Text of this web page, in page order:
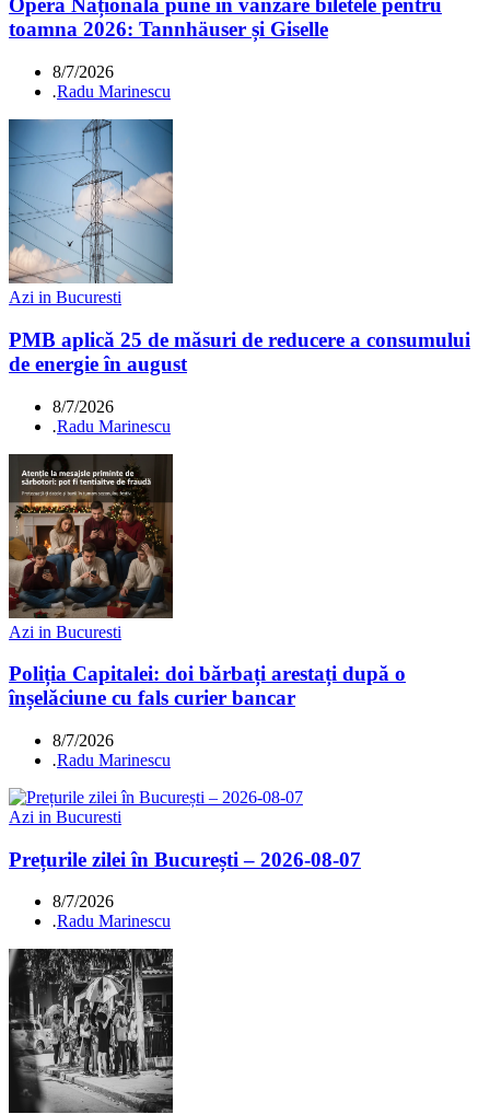
Opera Națională pune în vânzare biletele pentru
toamna 2026: Tannhäuser și Giselle
8/7/2026
.Radu Marinescu
Azi in Bucuresti
PMB aplică 25 de măsuri de reducere a consumului
de energie în august
8/7/2026
.Radu Marinescu
Azi in Bucuresti
Poliția Capitalei: doi bărbați arestați după o
înșelăciune cu fals curier bancar
8/7/2026
.Radu Marinescu
Azi in Bucuresti
Prețurile zilei în București – 2026-08-07
8/7/2026
.Radu Marinescu